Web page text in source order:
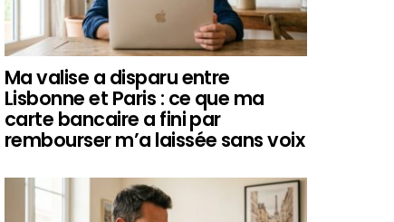
Ma valise a disparu entre
Lisbonne et Paris : ce que ma
carte bancaire a fini par
rembourser m’a laissée sans voix